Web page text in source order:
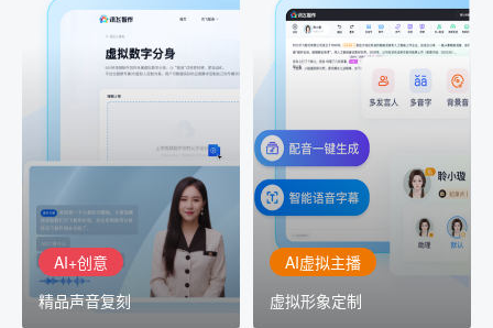
AI+创意
精品声音复刻
AI+创意
精品声音复刻
AI+创意：AIGC 能力集中
展示窗口，体验 AIGC 给
生活和生产带来的改变
AI虚拟主播
虚拟形象定制
讯飞智作：让每一个内容
创作者高效生产灵活定制